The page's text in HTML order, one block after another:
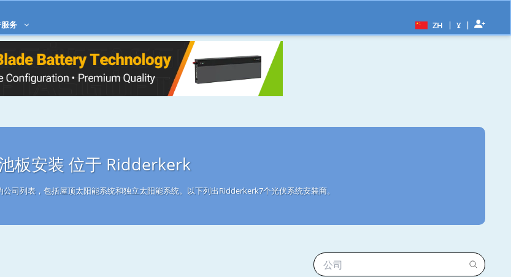
务 ZH | ¥ |
板安装 位于 Ridderkerk
司列表，包括屋顶太阳能系统和独立太阳能系统。以下列出Ridderkerk7个光伏系统安装商。